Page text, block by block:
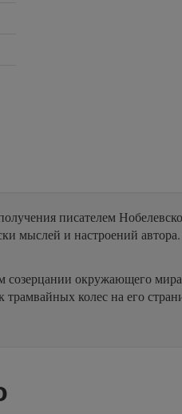
писателем
мыслей и настроений автора.
созерцании окружающего
колес на его